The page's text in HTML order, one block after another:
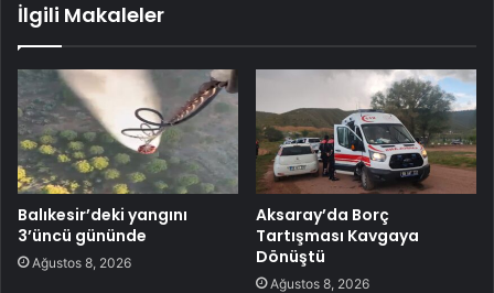
İlgili Makaleler
Balıkesir’deki yangını
3’üncü gününde
Ağustos 8, 2026
Aksaray’da Borç
Tartışması Kavgaya
Dönüştü
Ağustos 8, 2026